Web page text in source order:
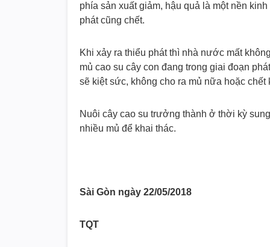
phía sản xuất giảm, hậu quả là một nền
phát cũng chết.
Khi xảy ra thiểu phát thì nhà nước mất
mủ cao su cây con đang trong giai đoạn
sẽ kiệt sức, không cho ra mủ nữa hoặc chết
Nuôi cây cao su trưởng thành ở thời kỳ
nhiều mủ để khai thác.
Sài Gòn ngày 22/05/2018
TQT